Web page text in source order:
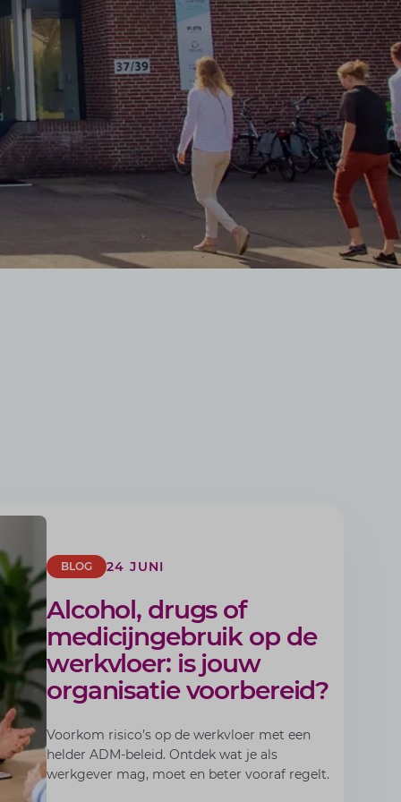
BLOG 24 JUNI
Alcohol, drugs of
medicijngebruik op de
werkvloer: is jouw
organisatie voorbereid?
Voorkom risico’s op de werkvloer met een
helder ADM-beleid. Ontdek wat je als
werkgever mag, moet en beter vooraf regelt.